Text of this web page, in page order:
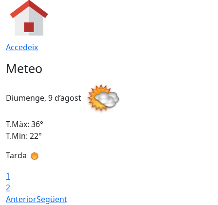
Accedeix
Meteo
Diumenge, 9 d’agost
T.Màx: 36°
T.Min: 22°
Tarda
1
2
AnteriorSegüent